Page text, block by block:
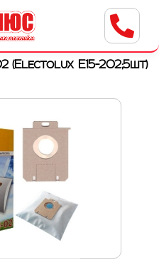
техники
Пушкарева, 8a
(Electolux E15-202;5шт)